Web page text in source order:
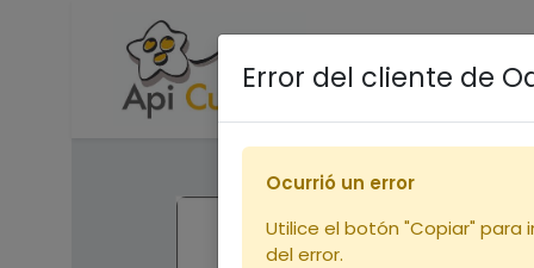
Accueil Boutique
Error del cliente de
Ocurrió un error
Utilice el botón "Copiar" para
del error.